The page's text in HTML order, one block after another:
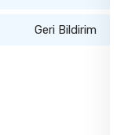
Geri Bildirim